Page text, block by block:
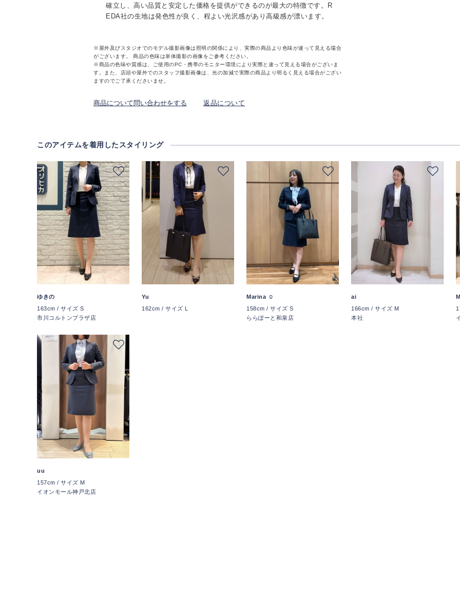
確立し、高い品質と安定した価格を提供ができるのが最大の特徴です。R
EDA社の生地は発色性が良く、程よい光沢感があり高級感が漂います。
※屋外及びスタジオでのモデル撮影画像は照明の関係により、実際の商品より色味が違って見える場合
がございます。 商品の色味は単体撮影の画像をご参考ください。
※商品の色味や質感は、ご使用のPC・携帯のモニター環境により実際と違って見える場合がございま
す。また、店頭や屋外でのスタッフ撮影画像は、光の加減で実際の商品より明るく見える場合がござい
ますのでご了承くださいませ。
商品について問い合わせをする 返品について
このアイテムを着用したスタイリング
ゆきの
163cm / サイズ S
市川コルトンプラザ店
Yu
162cm / サイズ L
Marina ☺︎
158cm / サイズ S
ららぽーと和泉店
ai
166cm / サイズ M
本社
uu
157cm / サイズ M
イオンモール神戸北店